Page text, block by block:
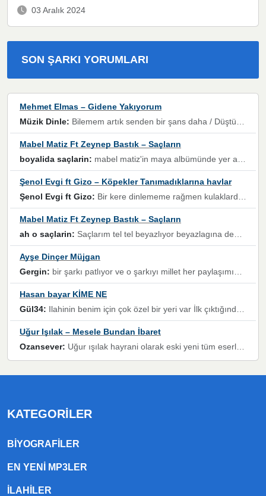
03 Aralık 2024
SON ŞARKI YORUMLARI
Mehmet Elmas – Gidene Yakıyorum
Müzik Dinle: Bilemem artık senden bir şans daha / Düştüğün zaman ben olmayacağım yanında” dizeleri, artık geçmişin tekrarına izin verilmeyeceğini, kişisel sınırların çizildiğini gösteriyor.
Mabel Matiz Ft Zeynep Bastık – Saçların
boyalida saçlarin: mabel matiz'in maya albümünde yer alan güzellerden. parça da şarkı hani! müzikal altyapısına vurulduğum, sözlerinde kaybolduğum bir parça olmuş.
Şenol Evgi ft Gizo – Köpekler Tanımadıklarına havlar
Şenol Evgi ft Gizo: Bir kere dinlememe rağmen kulaklardan gitmiyor sen sen sen sen kurban ol sen sen sen sen hayran ol yükses ses müzik dinleme sebebisiniz canlar bomba gibi patladınız maşallah
Mabel Matiz Ft Zeynep Bastık – Saçların
ah o saçlarin: Saçlarım tel tel beyazlıyor beyazlagına degil yanımda sen yoksun ona üzülüyorum günler bir bir geçiyor geçen günlere değil sensiz geçen günlere darılıyorum,Dinledikce asla kavusamayacagim ama asla unutamicagim sevdiğim adam için yanar içim
Ayşe Dinçer Müjgan
Gergin: bir şarkı patlıyor ve o şarkıyı millet her paylaşımın altına koyuyor ve öyle bir durum hal alıyor ki şarkıyı dinlemeden şarkıdan bikıyorsun Ama bu enteresan bir şekilde dillere dolanıyor millet olarak seviyoruz dertlerle boğuşurken bir yandan da göbek atmayi))) diyeceklerim bu kadar güzel hoş bir sayfa emeğinize sağlık arkadaşlar kolay gelsin
Hasan bayar KİME NE
Gül34: Ilahinin benim için çok özel bir yeri var İlk çıktığında komşum ne kadar yüksek sesle dinliyorsa orada duymuştum ve YouTube'dan aratıp Bu ilahiyi bulmuştum ve sonra müdavimi oldum günlük Ben de 3-5 kere dinleyip ezberleyip artık ilahiye bende eşlik ediyorum yüksek sesle Allah razı olsun hizmet nimettir Rabbim sizin zahmetlerinize de hayırlı nimetler versin Selam ve dua ile Allah'a emanet olun
Uğur Işılak – Mesele Bundan İbaret
Ozansever: Uğur ışılak hayrani olarak eski yeni tüm eserlerini keyifle huzurla dinleyenlerden birisiyim, emeğine saygı duyan gönül veren bunu en güzel şekilde sevenlerine ulaştıran siz değerli sayfa yöneticilerine de teşekkür ederim
KATEGORILER
BIYOGRAFILER
EN YENI MP3LER
ILAHILER